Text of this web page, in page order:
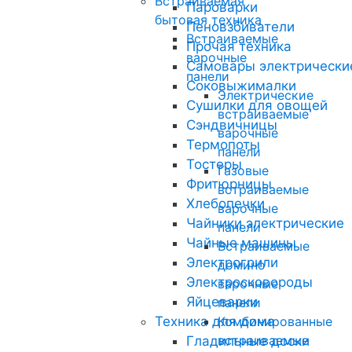
Пароварки
Пеновзбиватели
Прочая техника
Самовары
Соковыжималки
Сушилки для овощей
Сэндвичницы
Термопоты
Тостеры
Фритюрницы
Хлебопечки
Чайники электрические
Чайные машины
Электрогрили
Электросковороды
Яйцеварки
Техника для дома
Гладильные доски
бытовая техника
Встраиваемые
варочные
панели
Электрические
встраиваемые
варочные
панели
Газовые
встраиваемые
варочные
панели
Встраиваемые
домино
варочные
панели
Комбинированные
встраиваемые